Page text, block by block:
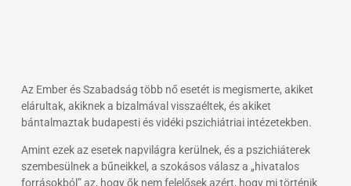
Az Ember és Szabadság több nő esetét is megismerte, akiket
elárultak, akiknek a bizalmával visszaéltek, és akiket
bántalmaztak budapesti és vidéki pszichiátriai intézetekben.
Amint ezek az esetek napvilágra kerülnek, és a pszichiáterek
szembesülnek a bűneikkel, a szokásos válasz a „hivatalos
forrásokból” az, hogy ők nem felelősek azért, hogy mi történik